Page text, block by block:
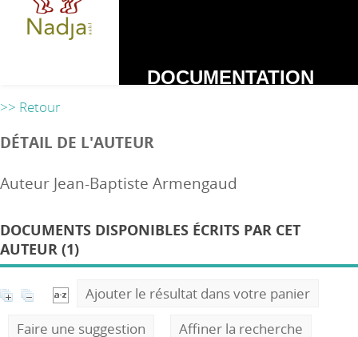
DOCUMENTATION
>> Retour
DÉTAIL DE L'AUTEUR
Auteur Jean-Baptiste Armengaud
DOCUMENTS DISPONIBLES ÉCRITS PAR CET
AUTEUR (1)
Ajouter le résultat dans votre panier
Faire une suggestion
Affiner la recherche